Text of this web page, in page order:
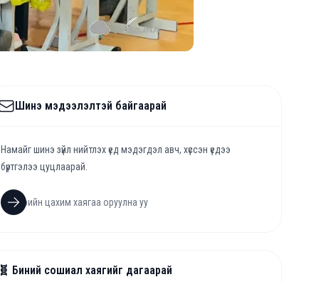
Шинэ мэдээлэлтэй байгаарай
Намайг шинэ зүйл нийтлэх үед мэдэгдэл авч, хүссэн үедээ
бүртгэлээ цуцлаарай.
🧬 Биний сошиал хаягийг дагаарай